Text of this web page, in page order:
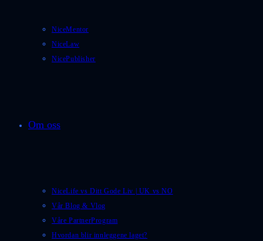
NiceMentor
NiceLaw
NicePublisher
Om oss
NiceLife vs Ditt Gode Liv | UK vs NO
Vår Blog & Vlog
Våre PartnerProgram
Hvordan blir innleggene laget?